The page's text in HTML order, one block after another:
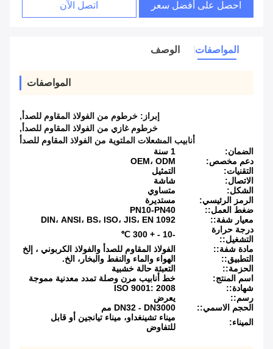
احصل على أفضل سعر اتصل الآن
المواصفات الوصف
المواصفات
إبراز: خرطوم من الفولاذ المقاوم للصدأ ,
خرطوم غازي من الفولاذ المقاوم للصدأ ,
أنابيب المشعلات الملتوية من الفولاذ المقاوم للصدأ
الضمان:
1 سنة
دعم مخصص:
OEM، ODM
التقنيات:
التمثيل
الاتصال:
شاشة
الشكل:
متساوي
الرمز الرئيسي:
مستديرة
ضغط العمل::
PN10-PN40
معيار شفة::
DIN، ANSI، BS، ISO، JIS، EN 1092
درجة حرارة
التشغيل::
-10 - + 300 ℃
مادة شفة::
الفولاذ المقاوم للصدأ والفولاذ الكربوني ، إلخ
التطبيق::
الهواء والماء والنفط والبخار، الخ.
الحزمة::
التعبئة حالة خشبية
اسم المنتج:
خط أنابيب مرن وصلة تمدد معدنية مموجة
شهادة::
ISO 9001: 2008
رسم::
يعرض
الحجم الاسمي::
DN32 - DN3000 مم
الميناء:
ميناء تشينغداو، ميناء تيانجين أو قابل
للتفاوض